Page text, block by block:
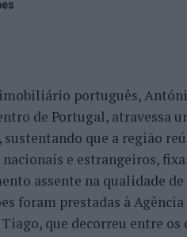
exclusiva à Agência
Artes e Ofícios’ vem na
município de Castelo
que está alocada a esta
desta ‘Bienal
para recordar que o
associadas à distinção da
português,
de Portugal, atravessa
que a região
e estrangeiros,
assente na qualidade
foram prestadas à
que decorreu entre